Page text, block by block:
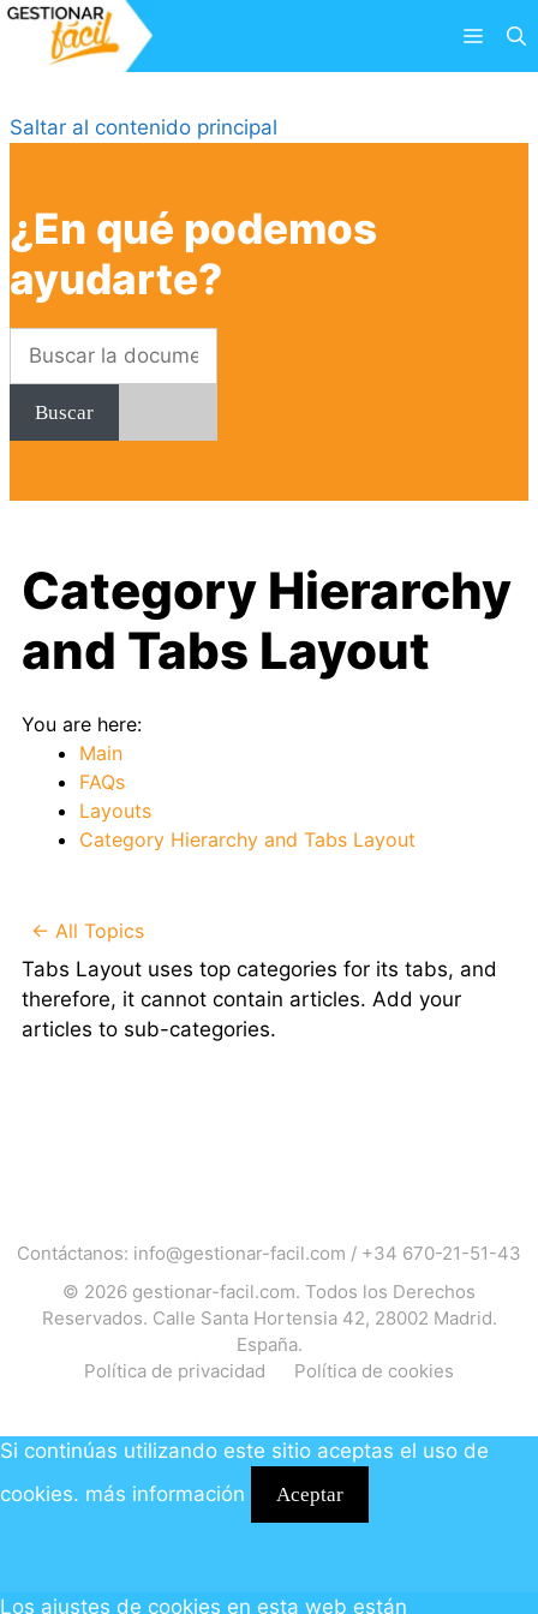
Saltar
Menú
Saltar al contenido principal
¿En qué podemos
ayudarte?
Buscar
Category Hierarchy
and Tabs Layout
You are here:
Main
FAQs
Layouts
Category Hierarchy and Tabs Layout
← All Topics
Tabs Layout uses top categories for its tabs, and
therefore, it cannot contain articles. Add your
articles to sub-categories.
Contáctanos: info@gestionar-facil.com / +34 670-21-51-43
© 2026 gestionar-facil.com. Todos los Derechos
Reservados. Calle Santa Hortensia 42, 28002 Madrid.
España.
Política de privacidad
Política de cookies
Si continúas utilizando este sitio aceptas el uso de
cookies. más información Aceptar
Los ajustes de cookies en esta web están